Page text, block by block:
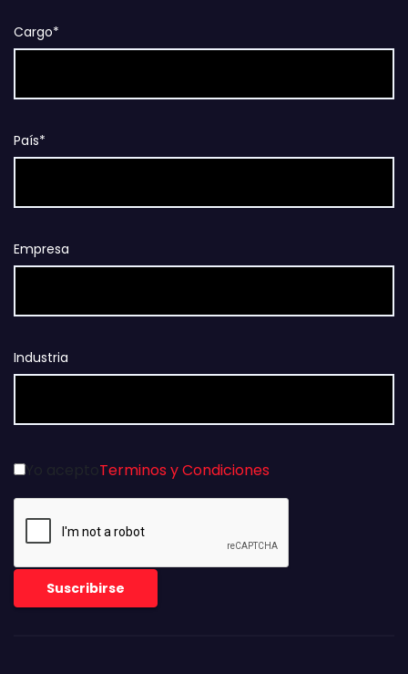
Cargo*
País*
Empresa
Industria
Terminos y Condiciones